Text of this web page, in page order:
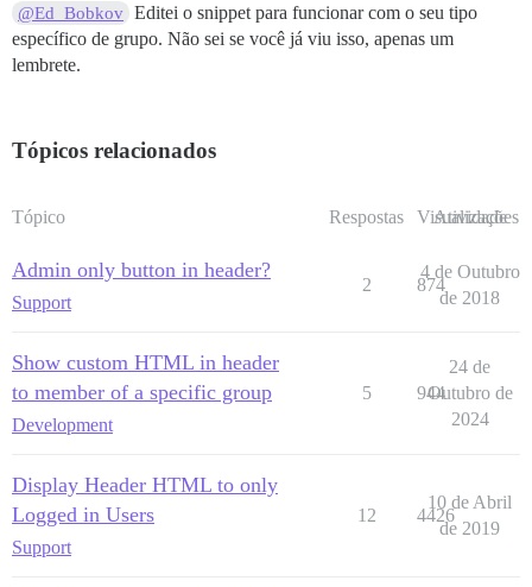
@Ed_Bobkov Editei o snippet para funcionar com o seu tipo
específico de grupo. Não sei se você já viu isso, apenas um
lembrete.
Tópicos relacionados
Tópico Respostas Visualizações
Atividade
Admin only button in header?
Support
2 874
4 de Outubro
de 2018
Show custom HTML in header
to member of a specific group
Development
5 944
24 de
Outubro de
2024
Display Header HTML to only
Logged in Users
Support
12 4426
10 de Abril
de 2019